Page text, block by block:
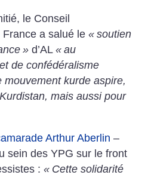
le Conseil
France a salué le« soutien
» d’AL« au
de confédéralisme
kurde aspire,
mais aussi pour
Arthur Aberlin –
sein des YPG sur le front
:« Cette solidarité